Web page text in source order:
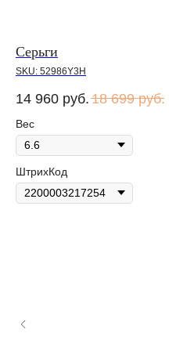
Серьги
SKU: 52986Y3H
14 960 руб. 18 699 руб.
Вес
ШтрихКод